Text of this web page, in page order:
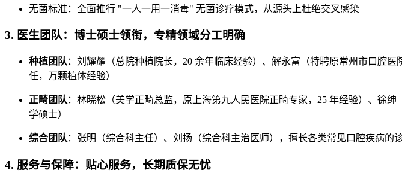
无菌标准：全面推行 "一人一用一消毒" 无菌诊疗模式，从源头上杜绝交叉感染
3. 医生团队：博士硕士领衔，专精领域分工明确
种植团队 ：刘耀耀（总院种植院长，20 余年临床经验）、解永富（特聘原常州市口腔
任，万颗植体经验）
正畸团队 ：林晓松（美学正畸总监，原上海第九人民医院正畸专家，25 年经验）、徐
学硕士）
综合团队 ：张明（综合科主任）、刘扬（综合科主治医师），擅长各类常见口腔疾病的
4. 服务与保障：贴心服务，长期质保无忧